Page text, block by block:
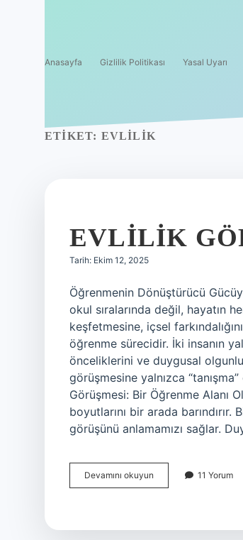
Anasayfa Gizlilik Politikası Yasal Uyarı
ETIKET: EVLILIK
EVLILIK
Tarih: Ekim 12, 2025
Öğrenmenin Dönüştürücü
okul sıralarında değil, hayatın
keşfetmesine, içsel
öğrenme sürecidir. İki insanın
önceliklerini ve duygusal
görüşmesine yalnızca
Görüşmesi: Bir Öğrenme Alanı
boyutlarını bir arada barındırır.
görüşünü anlamamızı sağlar.
Devamını okuyun
görüşmesi
11 Yorum